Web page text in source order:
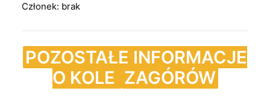
Członek: brak
POZOSTAŁE INFORMACJE
O KOLE ZAGÓRÓW